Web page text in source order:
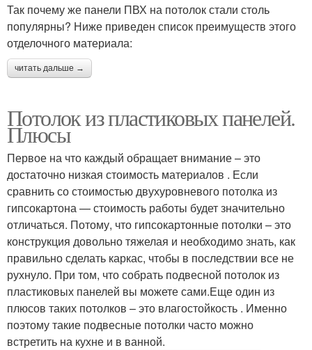
Так почему же панели ПВХ на потолок стали столь
популярны? Ниже приведен список преимуществ этого
отделочного материала:
читать дальше →
Потолок из пластиковых панелей.
Плюсы
Первое на что каждый обращает внимание – это
достаточно низкая стоимость материалов . Если
сравнить со стоимостью двухуровневого потолка из
гипсокартона — стоимость работы будет значительно
отличаться. Потому, что гипсокартонные потолки – это
конструкция довольно тяжелая и необходимо знать, как
правильно сделать каркас, чтобы в последствии все не
рухнуло. При том, что собрать подвесной потолок из
пластиковых панелей вы можете сами.Еще один из
плюсов таких потолков – это влагостойкость . Именно
поэтому такие подвесные потолки часто можно
встретить на кухне и в ванной.